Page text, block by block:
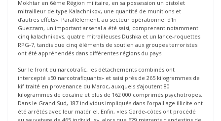
Mokhtar en 6ème Région militaire, en sa possession un pistolet
mitrailleur de type Kalachnikov, une quantité de munitions et
d’autres effets». Parallèlement, au secteur opérationnel d’In
Guezzam, un important arsenal a été saisi, comprenant notamment
cinq kalachnikovs, quatre mitrailleuses Dushka et un lance-roquettes
RPG-7, tandis que cinq éléments de soutien aux groupes terroristes
ont été appréhendés dans différentes régions du pays.
Sur le front du narcotrafic, les détachements combinés ont
intercepté «50 narcotrafiquants» et saisi près de 265 kilogrammes de
kif traité en provenance du Maroc, auxquels s’ajoutent 80
kilogrammes de cocaïne et plus de 162 000 comprimés psychotropes.
Dans le Grand Sud, 187 individus impliqués dans l’orpaillage illicite ont
été arrêtés avec leur matériel. Enfin, «les Garde-côtes ont procédé